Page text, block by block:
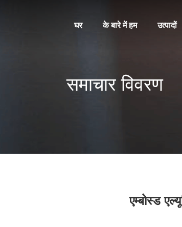
घर के बारे में हम उत्पादों
समाचार विवरण
एम्बोस्ड